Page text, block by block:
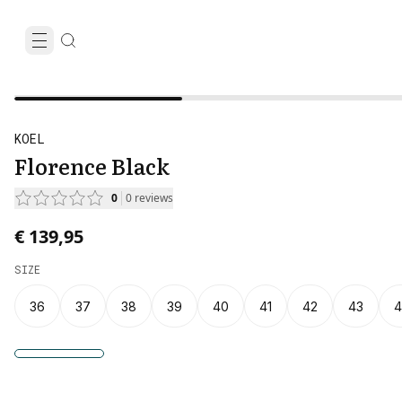
KOEL
Florence Black
0 0 reviews
€ 139,95
SIZE
36 37 38 39 40 41 42 43